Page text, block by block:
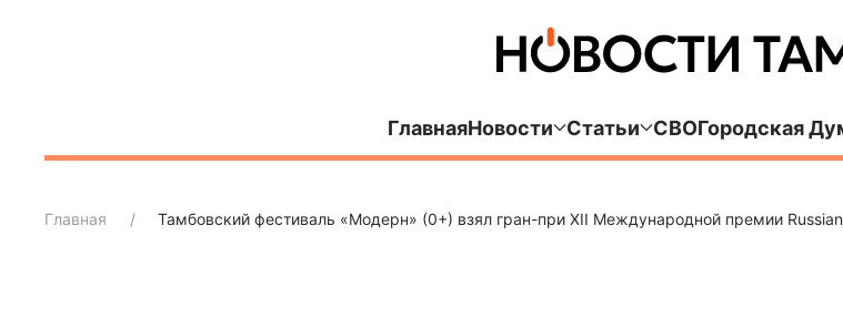
ГлавнаяНовости Статьи СВОГородская
Главная Тамбовский фестиваль «Модерн» (0+) взял гран-при XII Международной премии